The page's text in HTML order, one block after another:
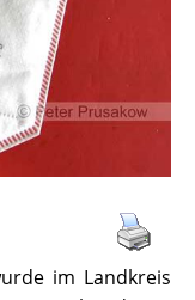
im Landkreis